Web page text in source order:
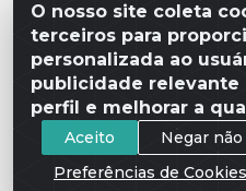
O nosso site coleta
terceiros para
personalizada ao
publicidade relevante
perfil e melhorar a
Aceito
Negar
Preferências de Cookies
Lívia Distribuidora - Av.
Toninho, São José do
000 - CNPJ